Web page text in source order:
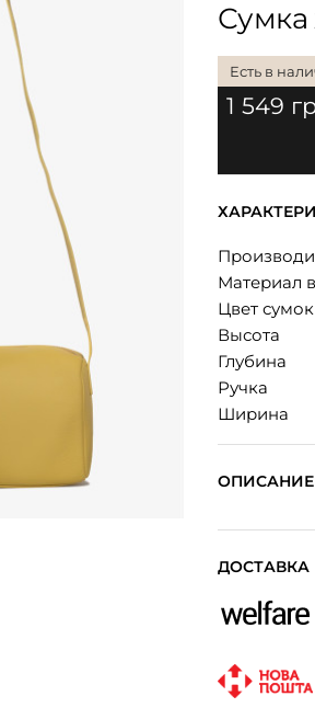
Сумка
Есть в
1 549
Материал
Цвет сумок
Высота
Глубина
Ручка
Ширина
ОПИСАНИЕ
ДОСТАВКА